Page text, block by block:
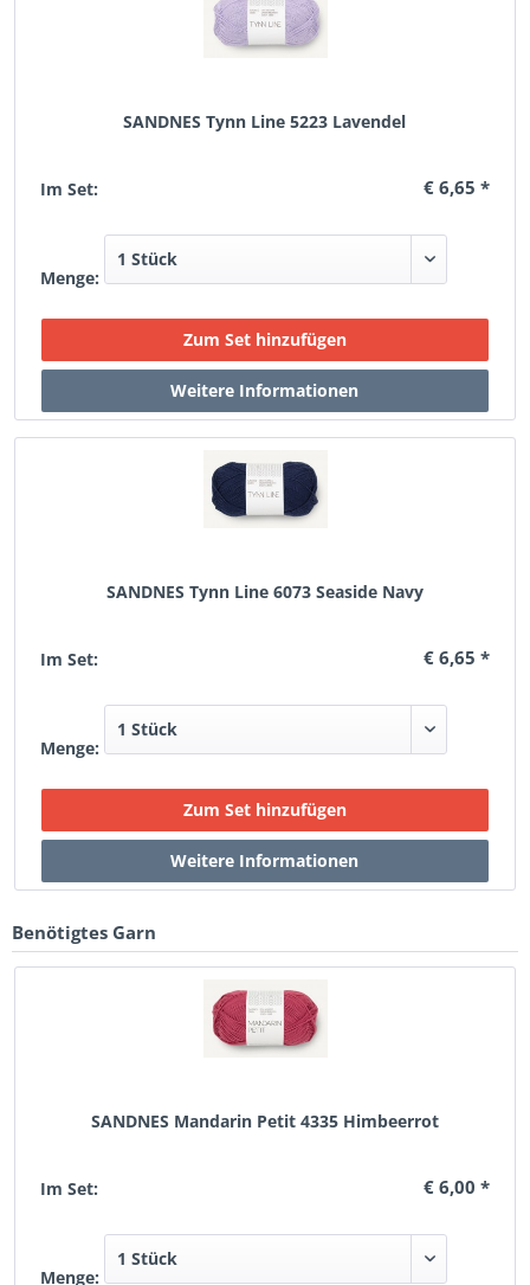
SANDNES Tynn Line 5223 Lavendel
Im Set: € 6,65 *
Menge:
SANDNES Tynn Line 6073 Seaside Navy
Im Set: € 6,65 *
Menge:
Benötigtes Garn
SANDNES Mandarin Petit 4335 Himbeerrot
Im Set: € 6,00 *
Menge: